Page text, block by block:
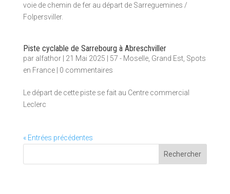
voie de chemin de fer au départ de Sarreguemines /
Folpersviller.
Piste cyclable de Sarrebourg à Abreschviller
par alfathor| 21 Mai 2025 57 - Moselle, Grand Est, Spots
en France| 0 commentaires
Le départ de cette piste se fait au Centre commercial
Leclerc
« Entrées précédentes
Rechercher